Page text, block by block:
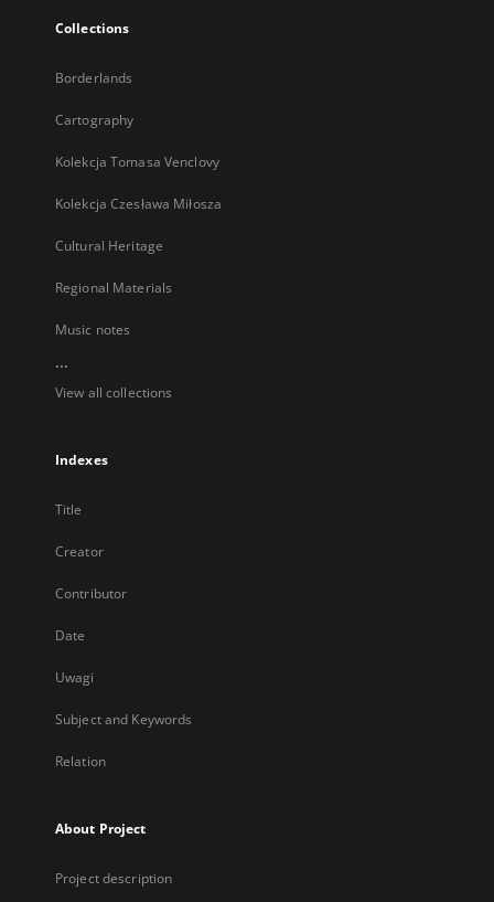
Collections
Borderlands
Cartography
Kolekcja Tomasa Venclovy
Kolekcja Czesława Miłosza
Cultural Heritage
Regional Materials
Music notes
...
View all collections
Indexes
Title
Creator
Contributor
Date
Uwagi
Subject and Keywords
Relation
About Project
Project description